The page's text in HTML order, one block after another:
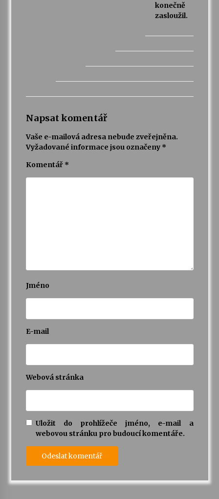
konečně
zasloužil.
Napsat komentář
Vaše e-mailová adresa nebude zveřejněna.
Vyžadované informace jsou označeny *
Komentář *
Jméno
E-mail
Webová stránka
Uložit do prohlížeče jméno, e-mail a
webovou stránku pro budoucí komentáře.